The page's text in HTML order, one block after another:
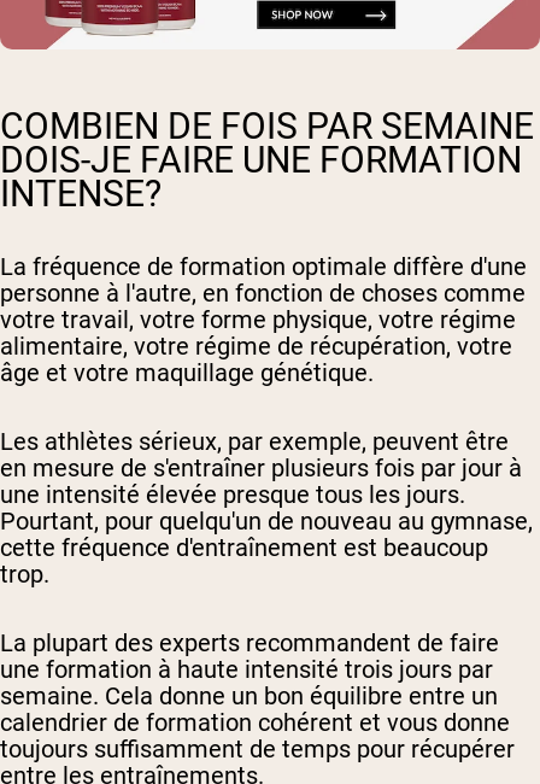
COMBIEN DE FOIS PAR SEMAINE
DOIS-JE FAIRE UNE FORMATION
INTENSE?
La fréquence de formation optimale diffère d'une
personne à l'autre, en fonction de choses comme
votre travail, votre forme physique, votre régime
alimentaire, votre régime de récupération, votre
âge et votre maquillage génétique.
Les athlètes sérieux, par exemple, peuvent être
en mesure de s'entraîner plusieurs fois par jour à
une intensité élevée presque tous les jours.
Pourtant, pour quelqu'un de nouveau au gymnase,
cette fréquence d'entraînement est beaucoup
trop.
La plupart des experts recommandent de faire
une formation à haute intensité trois jours par
semaine. Cela donne un bon équilibre entre un
calendrier de formation cohérent et vous donne
toujours suffisamment de temps pour récupérer
entre les entraînements.